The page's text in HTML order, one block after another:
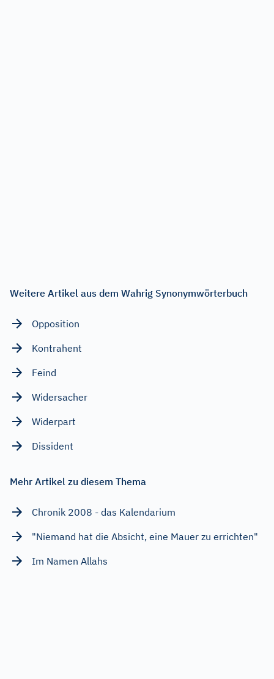
Weitere Artikel aus dem Wahrig Synonymwörterbuch
Opposition
Kontrahent
Feind
Widersacher
Widerpart
Dissident
Mehr Artikel zu diesem Thema
Chronik 2008 - das Kalendarium
"Niemand hat die Absicht, eine Mauer zu errichten"
Im Namen Allahs